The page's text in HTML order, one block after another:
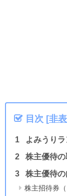
目次 [非
よみうり
株主優待の
株主優待
株主招待券